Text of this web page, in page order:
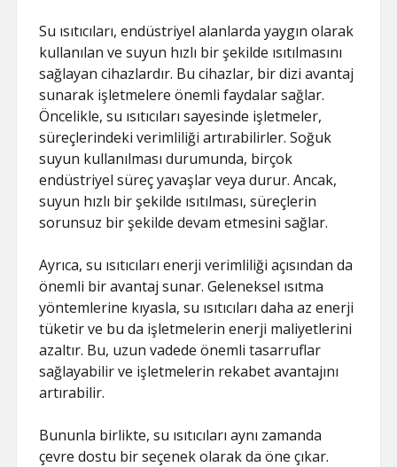
Su ısıtıcıları, endüstriyel alanlarda yaygın olarak
kullanılan ve suyun hızlı bir şekilde ısıtılmasını
sağlayan cihazlardır. Bu cihazlar, bir dizi avantaj
sunarak işletmelere önemli faydalar sağlar.
Öncelikle, su ısıtıcıları sayesinde işletmeler,
süreçlerindeki verimliliği artırabilirler. Soğuk
suyun kullanılması durumunda, birçok
endüstriyel süreç yavaşlar veya durur. Ancak,
suyun hızlı bir şekilde ısıtılması, süreçlerin
sorunsuz bir şekilde devam etmesini sağlar.
Ayrıca, su ısıtıcıları enerji verimliliği açısından da
önemli bir avantaj sunar. Geleneksel ısıtma
yöntemlerine kıyasla, su ısıtıcıları daha az enerji
tüketir ve bu da işletmelerin enerji maliyetlerini
azaltır. Bu, uzun vadede önemli tasarruflar
sağlayabilir ve işletmelerin rekabet avantajını
artırabilir.
Bununla birlikte, su ısıtıcıları aynı zamanda
çevre dostu bir seçenek olarak da öne çıkar.